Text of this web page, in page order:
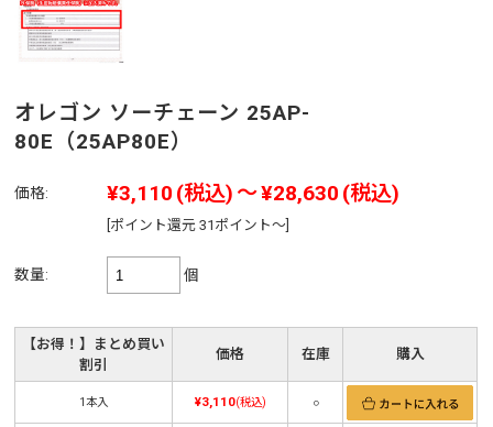
オレゴン ソーチェーン 25AP-
80E（25AP80E）
価格: ¥3,110 (税込) ～¥28,630 (税込)
[ポイント還元 31ポイント～]
数量: 個
【お得！】まとめ買い
割引
価格 在庫 購入
1本入 ¥3,110(税込) ○